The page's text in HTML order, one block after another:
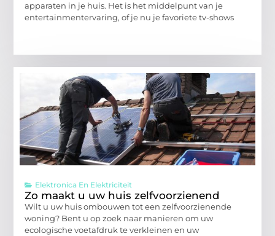
apparaten in je huis. Het is het middelpunt van je
entertainmentervaring, of je nu je favoriete tv-shows
Elektronica En Elektriciteit
Zo maakt u uw huis zelfvoorzienend
Wilt u uw huis ombouwen tot een zelfvoorzienende
woning? Bent u op zoek naar manieren om uw
ecologische voetafdruk te verkleinen en uw